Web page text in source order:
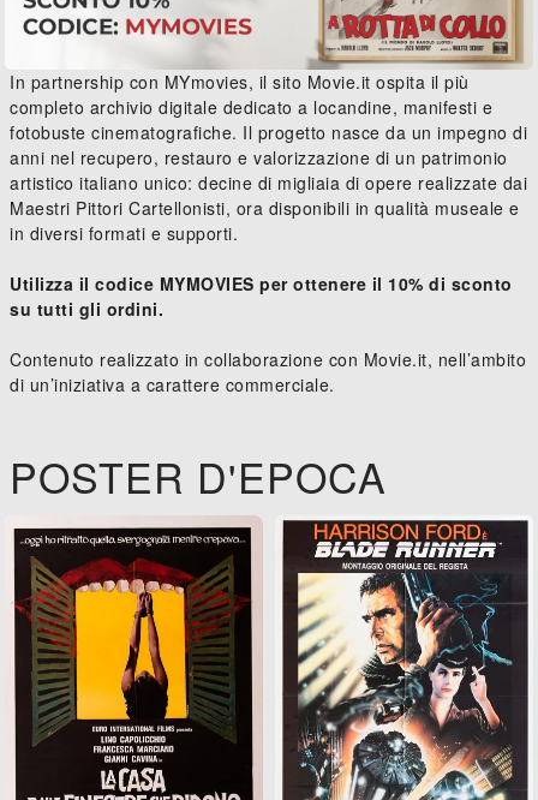
In partnership con MYmovies, il sito Movie.it ospita il più
completo archivio digitale dedicato a locandine, manifesti e
fotobuste cinematografiche. Il progetto nasce da un impegno di
anni nel recupero, restauro e valorizzazione di un patrimonio
artistico italiano unico: decine di migliaia di opere realizzate dai
Maestri Pittori Cartellonisti, ora disponibili in qualità museale e
in diversi formati e supporti.
Utilizza il codice MYMOVIES per ottenere il 10% di sconto
su tutti gli ordini.
Contenuto realizzato in collaborazione con Movie.it, nell’ambito
di un’iniziativa a carattere commerciale.
POSTER D'EPOCA